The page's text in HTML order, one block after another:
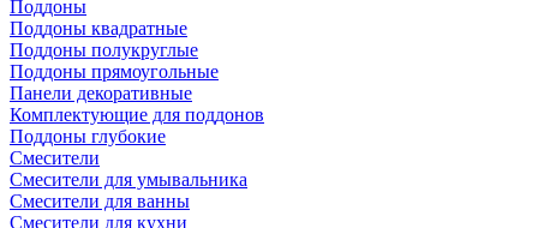
Поддоны
Поддоны квадратные
Поддоны полукруглые
Поддоны прямоугольные
Панели декоративные
Комплектующие для поддонов
Поддоны глубокие
Смесители
Смесители для умывальника
Смесители для ванны
Смесители для кухни